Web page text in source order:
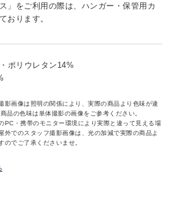
」をご利用の際は、ハンガー・保管用カ
おります。
ポリウレタン14%
画像は照明の関係により、実際の商品より色味が違
品の色味は単体撮影の画像をご参考ください。
PC・携帯のモニター環境により実際と違って見える場
外でのスタッフ撮影画像は、光の加減で実際の商品よ
のでご了承くださいませ。